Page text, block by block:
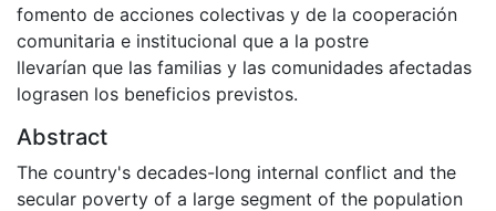
fomento de acciones colectivas y de la cooperación
comunitaria e institucional que a la postre
llevarían que las familias y las comunidades afectadas
lograsen los beneficios previstos.
Abstract
The country's decades-long internal conflict and the
secular poverty of a large segment of the population